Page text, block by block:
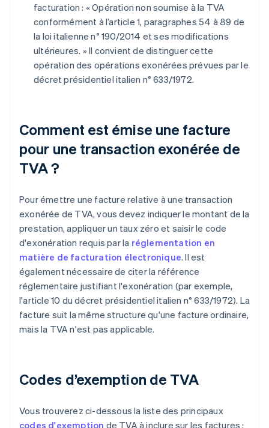
facturation : « Opération non soumise à la TVA
conformément à l’article 1, paragraphes 54 à 89 de
la loi italienne n° 190/2014 et ses modifications
ultérieures. » Il convient de distinguer cette
opération des opérations exonérées prévues par le
décret présidentiel italien n° 633/1972.
Comment est émise une facture
pour une transaction exonérée de
TVA ?
Pour émettre une facture relative à une transaction
exonérée de TVA, vous devez indiquer le montant de la
prestation, appliquer un taux zéro et saisir le code
d'exonération requis par la réglementation en
matière de facturation électronique. Il est
également nécessaire de citer la référence
réglementaire justifiant l'exonération (par exemple,
l'article 10 du décret présidentiel italien n° 633/1972). La
facture suit la même structure qu'une facture ordinaire,
mais la TVA n'est pas applicable.
Codes d’exemption de TVA
Vous trouverez ci-dessous la liste des principaux
codes d'exemption de TVA à inclure sur les factures :